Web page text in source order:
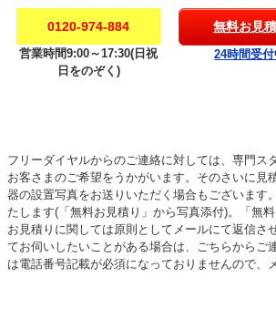
0120-974-884
営業時間9:00～17:30(日祝
日をのぞく)
無料お見
24時間受付
フリーダイヤルからのご連絡に対しては、専門ス
お客さまのご希望をうかがいます。そのさいに見
器の設置写真をお送りいただく場合もございます
たします(「無料お見積り」から写真添付)。「無
お見積りに関しては原則としてメールにて返信さ
てお伺いしたいことがある場合は、ごちらからご
は電話番号記載が必須になっておりませんので、